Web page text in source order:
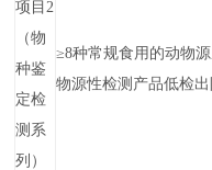
项目2
（物
种鉴
定检
测系
列）
≥8种常规食用的动物
物源性检测产品低检出